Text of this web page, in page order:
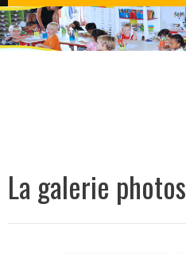
La galerie photos